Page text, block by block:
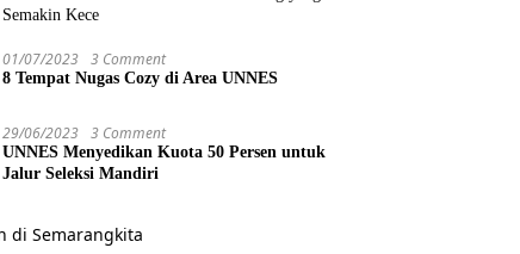
Semakin Kece
01/07/2023 3 Comment
8 Tempat Nugas Cozy di Area UNNES
29/06/2023 3 Comment
UNNES Menyedikan Kuota 50 Persen untuk
Jalur Seleksi Mandiri